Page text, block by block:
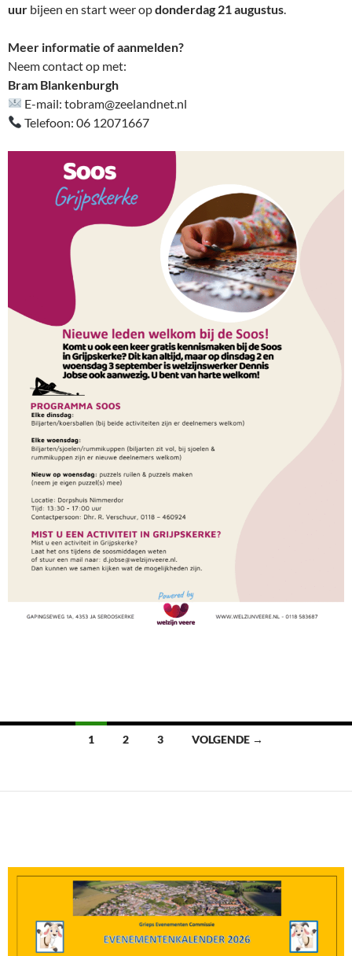
uur bijeen en start weer opdonderdag 21 augustus
Meer informatie of aanmelden?
Neem contact op met:
Bram Blankenburgh
E-mail: tobram@zeelandnet.nl
Telefoon: 06 12071667
Berichten1 2 3 VOLGENDE →